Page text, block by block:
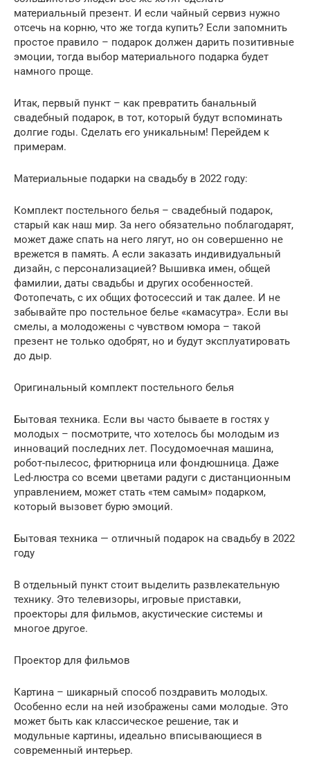
материальный презент. И если чайный сервиз нужно
отсечь на корню, что же тогда купить? Если запомнить
простое правило – подарок должен дарить позитивные
эмоции, тогда выбор материального подарка будет
намного проще.
Итак, первый пункт – как превратить банальный
свадебный подарок, в тот, который будут вспоминать
долгие годы. Сделать его уникальным! Перейдем к
примерам.
Материальные подарки на свадьбу в 2022 году:
Комплект постельного белья – свадебный подарок,
старый как наш мир. За него обязательно поблагодарят,
может даже спать на него лягут, но он совершенно не
врежется в память. А если заказать индивидуальный
дизайн, с персонализацией? Вышивка имен, общей
фамилии, даты свадьбы и других особенностей.
Фотопечать, с их общих фотосессий и так далее. И не
забывайте про постельное белье «камасутра». Если вы
смелы, а молодожены с чувством юмора – такой
презент не только одобрят, но и будут эксплуатировать
до дыр.
Оригинальный комплект постельного белья
Бытовая техника. Если вы часто бываете в гостях у
молодых – посмотрите, что хотелось бы молодым из
инноваций последних лет. Посудомоечная машина,
робот-пылесос, фритюрница или фондюшница. Даже
Led-люстра со всеми цветами радуги с дистанционным
управлением, может стать «тем самым» подарком,
который вызовет бурю эмоций.
Бытовая техника — отличный подарок на свадьбу в 2022
году
В отдельный пункт стоит выделить развлекательную
технику. Это телевизоры, игровые приставки,
проекторы для фильмов, акустические системы и
многое другое.
Проектор для фильмов
Картина – шикарный способ поздравить молодых.
Особенно если на ней изображены сами молодые. Это
может быть как классическое решение, так и
модульные картины, идеально вписывающиеся в
современный интерьер.